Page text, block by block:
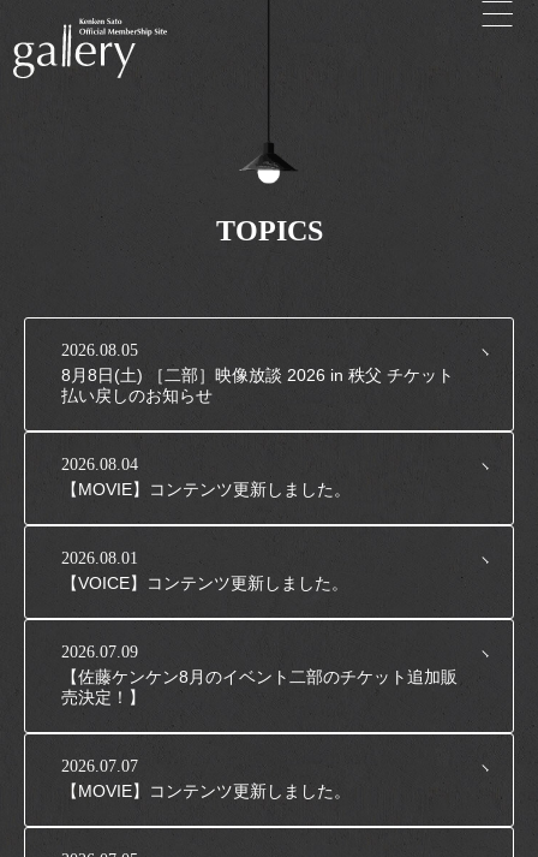
TOPICS
2026.08.05
8月8日(土) ［二部］映像放談 2026 in 秩父 チケット
払い戻しのお知らせ
2026.08.04
【MOVIE】コンテンツ更新しました。
2026.08.01
【VOICE】コンテンツ更新しました。
2026.07.09
【佐藤ケンケン8月のイベント二部のチケット追加販
売決定！】
2026.07.07
【MOVIE】コンテンツ更新しました。